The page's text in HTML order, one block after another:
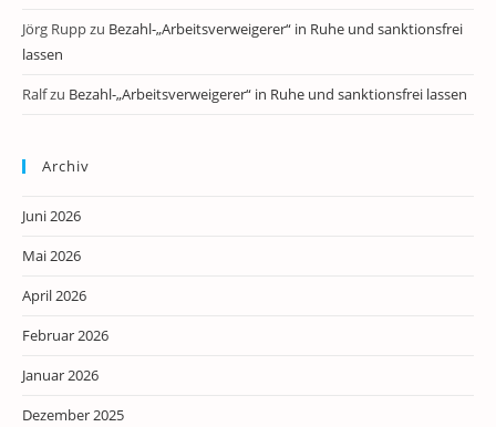
Jörg Ruppzu Bezahl-„Arbeitsverweigerer“ in Ruhe und sanktionsfrei
lassen
Ralfzu Bezahl-„Arbeitsverweigerer“ in Ruhe und sanktionsfrei lassen
Archiv
Juni 2026
Mai 2026
April 2026
Februar 2026
Januar 2026
Dezember 2025